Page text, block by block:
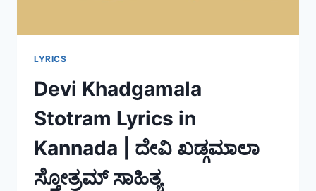
LYRICS
Devi Khadgamala
Stotram Lyrics in
Kannada | ದೇವಿ ಖಡ್ಗಮಾಲಾ
ಸ್ತೋತ್ರಮ್ ಸಾಹಿತ್ಯ